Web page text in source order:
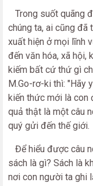
Trong suốt quãng
chúng ta, ai cũng đã
xuất hiện ở mọi lĩnh
đến văn hóa, xã hội,
kiếm bất cứ thứ gì
M.Go-rơ-ki thì: "Hãy
kiến thức mới là con
quả thật là một câu
quý gửi đến thế giới.
Để hiểu được câu
sách là gì? Sách là
nơi con người ta ghi